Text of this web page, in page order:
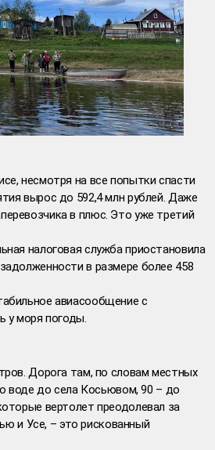
несмотря на все попытки спасти
вырос до 592,4 млн рублей. Даже
в плюс. Это уже третий
налоговая служба приостановила
в размере более 458
авиасообщение с
у моря погоды.
Дорога там, по словам местных
воде до села Косьювом, 90 – до
вертолет преодолевал за
и Усе, – это рискованный